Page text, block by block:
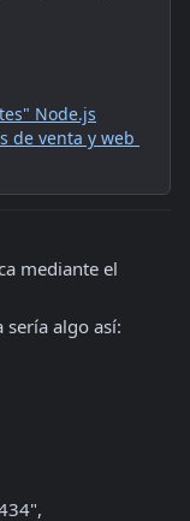
Node.js
de venta y web
mediante el
sería algo así: